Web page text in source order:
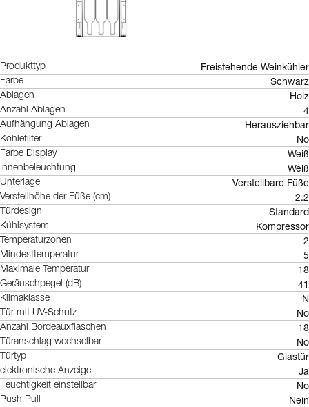
Produkttyp Freistehende Weinkühler
Farbe Schwarz
Ablagen Holz
Anzahl Ablagen 4
Aufhängung Ablagen Herausziehbar
Kohlefilter No
Farbe Display Weiß
Innenbeleuchtung Weiß
Unterlage Verstellbare Füße
Verstellhöhe der Füße (cm) 2.2
Türdesign Standard
Kühlsystem Kompressor
Temperaturzonen 2
Mindesttemperatur 5
Maximale Temperatur 18
Geräuschpegel (dB) 41
Klimaklasse N
Tür mit UV-Schutz No
Anzahl Bordeauxflaschen 18
Türanschlag wechselbar No
Türtyp Glastür
elektronische Anzeige Ja
Feuchtigkeit einstellbar No
Push Pull Nein